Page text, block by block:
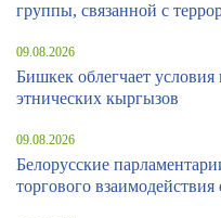
группы, связанной с
09.08.2026
Бишкек облегчает
этнических кыргызов
09.08.2026
Белорусские
торгового